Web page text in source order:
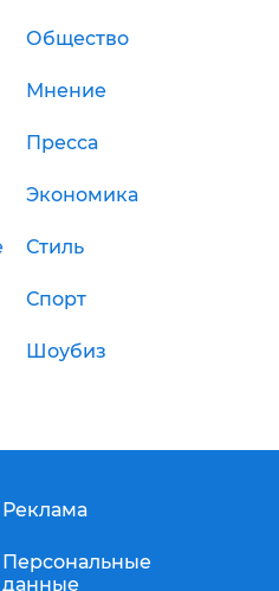
Общество
Мнение
Пресса
Экономика
Стиль
Спорт
Шоубиз
Реклама
Персональные
данные